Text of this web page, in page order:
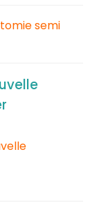
semi